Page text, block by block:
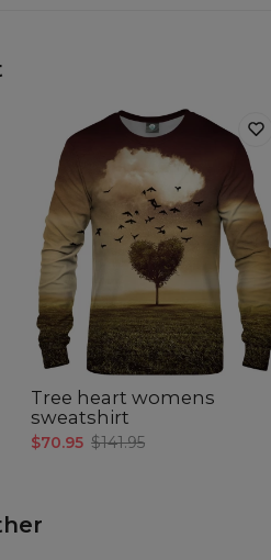
Tree heart womens
sweatshirt
$70.95 $141.95